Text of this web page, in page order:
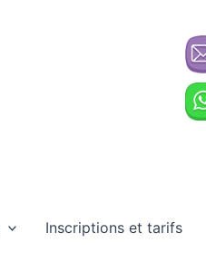
Inscriptions et tarifs